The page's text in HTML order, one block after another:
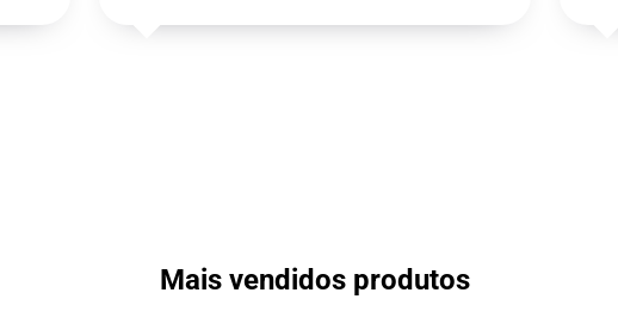
Mais vendidos produtos